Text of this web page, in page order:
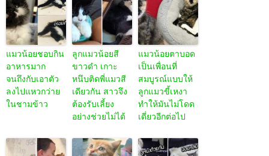
แมวน้อยชอบกิน
อาหารมาก
จนถึงกับเอาตัว
ลงไปแหวกว่าย
ในชามข้าว
ลูกแมวน้อยสี
ขาวดำ เกาะ
หนึบติดพี่แมวสี
เดียวกัน สาวจึง
ต้องรับเลี้ยง
อย่างช่วยไม่ได้
แมวน้อยตาบอด
เป็นเพื่อนที่
สมบูรณ์แบบให้
ลูกแมวขี้เหงา
ทำให้มันไม่โดด
เดี่ยวอีกต่อไป